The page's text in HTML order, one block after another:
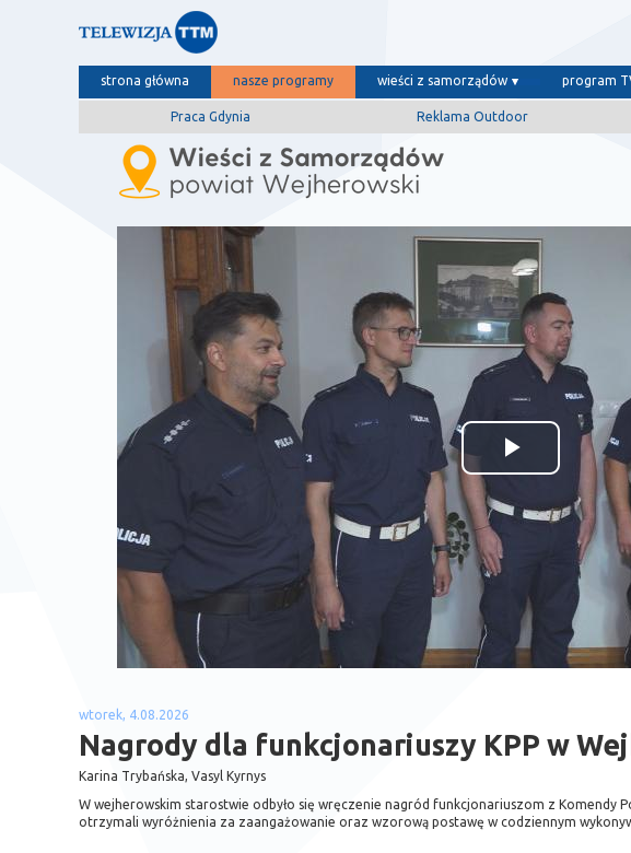
strona główna nasze programy wieści z samorządów program
Praca Gdynia Reklama Outdoor
wideo
wtorek, 4.08.2026
Nagrody dla funkcjonariuszy KPP w
Karina Trybańska, Vasyl Kyrnys
W wejherowskim starostwie odbyło się wręczenie nagród funkcjonariuszom z Komendy
otrzymali wyróżnienia za zaangażowanie oraz wzorową postawę w codziennym